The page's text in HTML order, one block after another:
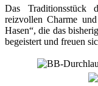
Das Traditionsstück
reizvollen Charme
Hasen“, die das
begeistert und freuen